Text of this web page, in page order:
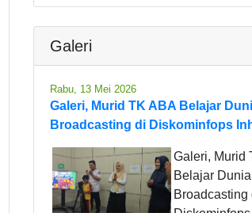
Galeri
Rabu, 13 Mei 2026
Galeri, Murid TK ABA Belajar
Broadcasting di Diskominfops
Galeri, Murid
Belajar Dunia
Broadcasting